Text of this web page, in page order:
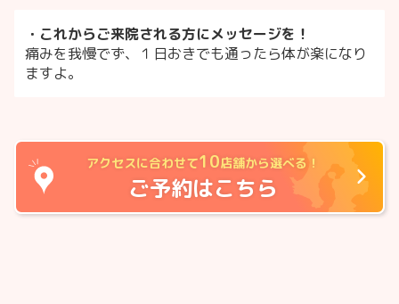
・これからご来院される方にメッセージを！
痛みを我慢でず、１日おきでも通ったら体が楽になり
ますよ。
アクセスに合わせて10店舗から選べる！
ご予約はこちら